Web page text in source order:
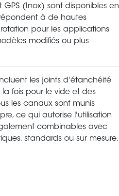
(Inox) sont disponibles en
répondent à de hautes
pour les applications
modifiés ou plus
les joints d'étanchéité
fois pour le vide et des
les canaux sont munis
ce qui autorise l'utilisation
combinables avec
standards ou sur mesure.